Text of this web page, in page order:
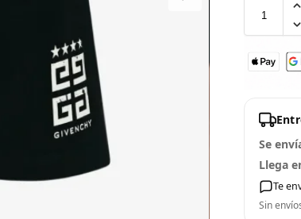
Se
Llega
Te
Sin